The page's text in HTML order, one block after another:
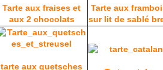
Tarte aux fraises et
aux 2 chocolats
Tarte aux
sur lit de sablé
tarte aux quetsches